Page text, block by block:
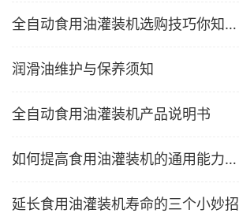
全自动食用油灌装机选购技巧你知道吗？
润滑油维护与保养须知
全自动食用油灌装机产品说明书
如何提高食用油灌装机的通用能力和多功能集成能力？
延长食用油灌装机寿命的三个小妙招